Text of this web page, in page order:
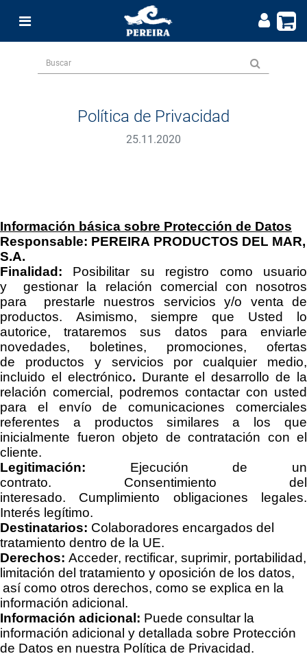
Política de Privacidad
25.11.2020
Información básica sobre Protección de Datos
Responsable: PEREIRA PRODUCTOS DEL MAR,
S.A.
Finalidad: Posibilitar su registro como usuario
y
gestionar la relación comercial con nosotros
para
prestarle nuestros servicios y/o venta de
productos. Asimismo, siempre que Usted lo
autorice, trataremos sus datos para enviarle
novedades, boletines, promociones, ofertas
de productos y servicios por cualquier medio,
incluido el electrónico. Durante el desarrollo de la
relación comercial, podremos contactar con usted
para el envío de comunicaciones comerciales
referentes a productos similares a los que
inicialmente fueron objeto de contratación con el
cliente.
Legitimación: Ejecución de un
contrato.
Consentimiento del
interesado. Cumplimiento obligaciones legales.
Interés legítimo.
Destinatarios: Colaboradores encargados del
tratamiento dentro de la UE.
Derechos: Acceder, rectificar, suprimir, portabilidad,
limitación del tratamiento y oposición de los datos,
así como otros derechos, como se explica en la
información adicional.
Información adicional: Puede consultar la
información adicional y detallada sobre Protección
de Datos en nuestra Política de Privacidad.